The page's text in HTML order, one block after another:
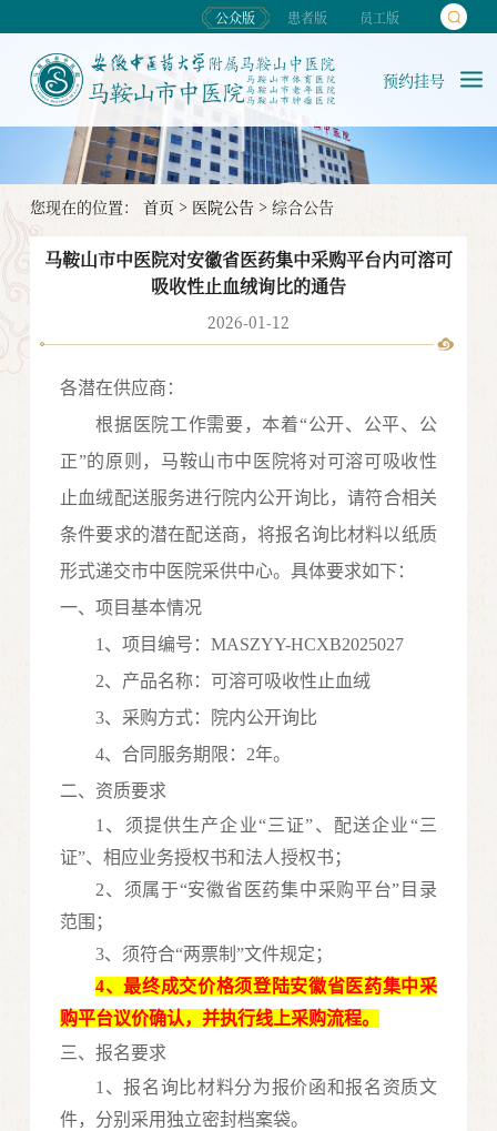
公众版 患者版 员工版
预约挂号
您现在的位置： 首页 > 医院公告> 综合公告
马鞍山市中医院对安徽省医药集中采购平台内可溶可
吸收性止血绒询比的通告
2026-01-12
各潜在供应商：
根据医院工作需要，本着“公开、公平、公
正”的原则，马鞍山市中医院将对可溶可吸收性
止血绒配送服务进行院内公开询比，请符合相关
条件要求的潜在配送商，将报名询比材料以纸质
形式递交市中医院采供中心。具体要求如下：
一、项目基本情况
1、项目编号：MASZYY-HCXB2025027
2、 产品名称： 可溶可吸收性止血绒
3、采购方式：院内公开询比
4、合同服务期限：2年。
二、资质要求
1、须提供生产企业“三证”、配送企业“三
证”、相应业务授权书和法人授权书 ；
2、须属于“安徽省医药集中采购平台”目录
范围；
3、须符合“两票制”文件规定；
4、最终成交价格须登陆安徽省医药集中采
购平台议价确认，并执行线上采购流程。
三、报名要求
1、报名询比材料分为报价函和报名资质文
件，分别采用独立密封档案袋。